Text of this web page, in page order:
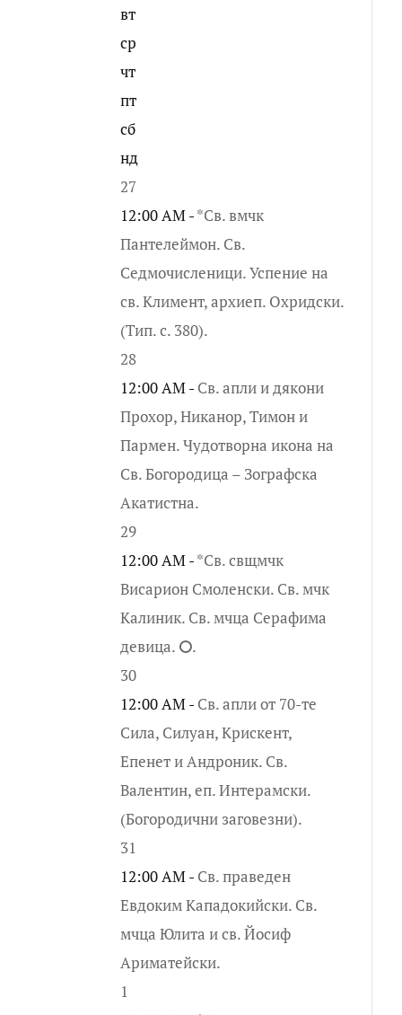
вт
ср
чт
пт
сб
нд
27
12:00 AM -*Св. вмчк
Пантелеймон. Св.
Седмочисленици. Успение на
св. Климент, архиеп. Охридски.
(Тип. с. 380).
28
12:00 AM - Св. апли и дякони
Прохор, Никанор, Тимон и
Пармен. Чудотворна икона на
Св. Богородица – Зографска
Акатистна.
29
12:00 AM -*Св. свщмчк
Висарион Смоленски. Св. мчк
Калиник. Св. мчца Серафима
девица. ⭘.
30
12:00 AM - Св. апли от 70-те
Сила, Силуан, Крискент,
Епенет и Андроник. Св.
Валентин, еп. Интерамски.
(Богородични заговезни).
31
12:00 AM - Св. праведен
Евдоким Кападокийски. Св.
мчца Юлита и св. Йосиф
Ариматейски.
1